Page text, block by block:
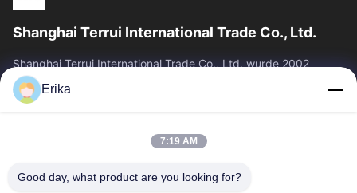
Shanghai Terrui International Trade Co., Ltd.
Shanghai Terrui International Trade Co., Ltd. wurde 2002
gegründet und ist auf die Entwicklung, Herstellung und den
Verkauf von Viehausrüstung...
Schnelllinks
Produkte
Über Uns
Qualitätskontrolle
Erika
7:19 AM
Good day, what product are you looking for?